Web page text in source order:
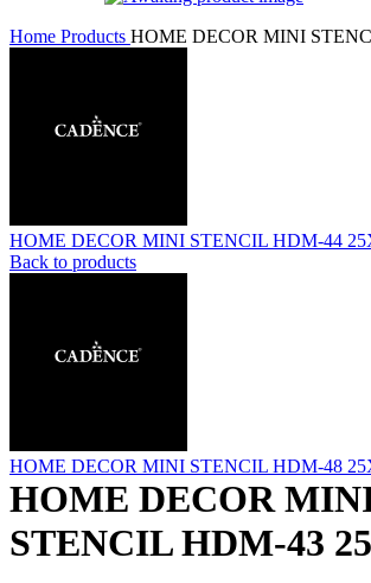
Home Products HOME DECOR MINI
HOME DECOR MINI STENCIL HDM-44
Back to products
HOME DECOR MINI STENCIL HDM-48
HOME DECOR
STENCIL HDM-43